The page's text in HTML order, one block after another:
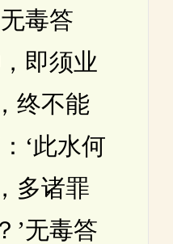
毒答
即须业
终不能
‘此水何
多诸罪
’无毒答